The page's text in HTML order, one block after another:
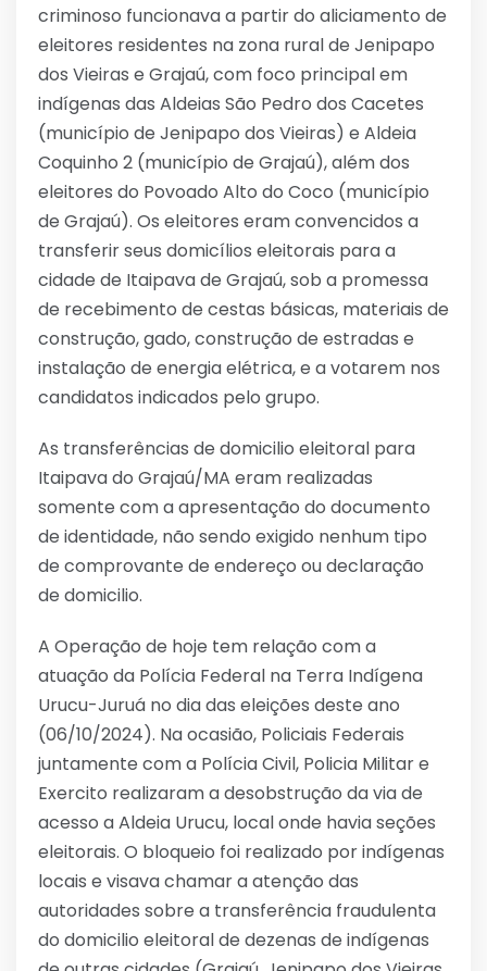
criminoso funcionava a partir do aliciamento de
eleitores residentes na zona rural de Jenipapo
dos Vieiras e Grajaú, com foco principal em
indígenas das Aldeias São Pedro dos Cacetes
(município de Jenipapo dos Vieiras) e Aldeia
Coquinho 2 (município de Grajaú), além dos
eleitores do Povoado Alto do Coco (município
de Grajaú). Os eleitores eram convencidos a
transferir seus domicílios eleitorais para a
cidade de Itaipava de Grajaú, sob a promessa
de recebimento de cestas básicas, materiais de
construção, gado, construção de estradas e
instalação de energia elétrica, e a votarem nos
candidatos indicados pelo grupo.
As transferências de domicilio eleitoral para
Itaipava do Grajaú/MA eram realizadas
somente com a apresentação do documento
de identidade, não sendo exigido nenhum tipo
de comprovante de endereço ou declaração
de domicilio.
A Operação de hoje tem relação com a
atuação da Polícia Federal na Terra Indígena
Urucu-Juruá no dia das eleições deste ano
(06/10/2024). Na ocasião, Policiais Federais
juntamente com a Polícia Civil, Policia Militar e
Exercito realizaram a desobstrução da via de
acesso a Aldeia Urucu, local onde havia seções
eleitorais. O bloqueio foi realizado por indígenas
locais e visava chamar a atenção das
autoridades sobre a transferência fraudulenta
do domicilio eleitoral de dezenas de indígenas